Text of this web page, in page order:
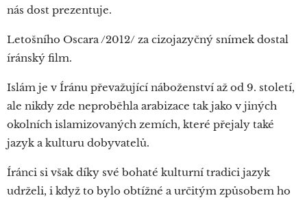
nás dost prezentuje.
Letošního Oscara /2012/ za cizojazyčný snímek dostal
íránský film.
Islám je v Íránu převažující náboženství až od 9. století,
ale nikdy zde neproběhla arabizace tak jako v jiných
okolních islamizovaných zemích, které přejaly také
jazyk a kulturu dobyvatelů.
Íránci si však díky své bohaté kulturní tradici jazyk
udrželi, i když to bylo obtížné a určitým způsobem ho